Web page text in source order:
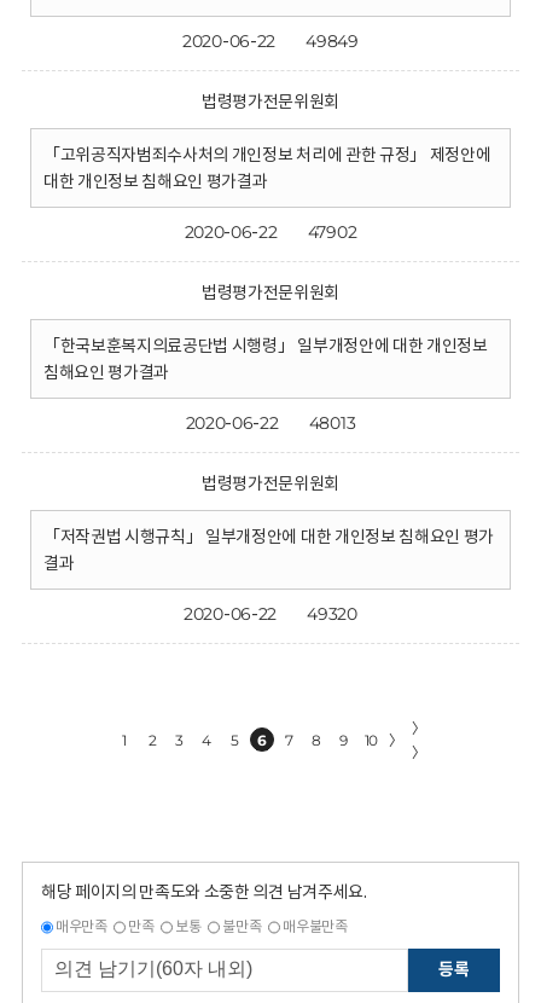
2020-06-22 49849
법령평가전문위원회
「고위공직자범죄수사처의 개인정보 처리에 관한 규정」 제정안에
대한 개인정보 침해요인 평가결과
2020-06-22 47902
법령평가전문위원회
「한국보훈복지의료공단법 시행령」 일부개정안에 대한 개인정보
침해요인 평가결과
2020-06-22 48013
법령평가전문위원회
「저작권법 시행규칙」 일부개정안에 대한 개인정보 침해요인 평가
결과
2020-06-22 49320
1 2 3 4 5 6 7 8 9 10 〉
〉
〉
해당 페이지의 만족도와 소중한 의견 남겨주세요.
매우만족 만족 보통 불만족 매우불만족
등록